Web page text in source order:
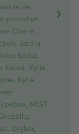
se ne
ponudom.
Chanel,
Jardin
Bader,
Faced, Kylie
Kylie
NEST
Drybar,